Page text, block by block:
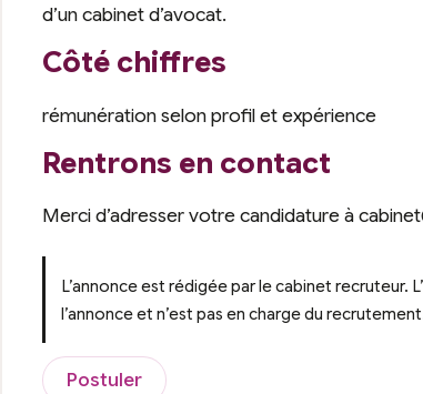
d’un cabinet d’avocat.
Côté chiffres
rémunération selon profil et expérience
Rentrons en contact
Merci d’adresser votre candidature à
L’annonce est rédigée par le cabinet recruteur.
l’annonce et n’est pas en charge du
Postuler